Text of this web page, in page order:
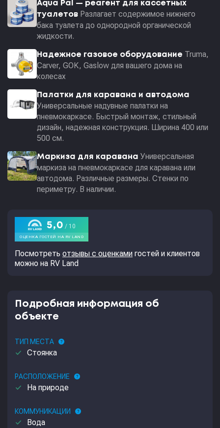
Aqua Pal — pеагент для кассетных
туалетов Разлагает содержимое нижнего
бака туалета до однородной органической
жидкости.
Надежное газовое оборудование Truma,
Carver, GOK, Gaslow для вашего дома на
колесах
Палатки для каравана и автодома
Универсальные надувные палатки на
пневмокаркасе. Быстрый монтаж, стильный
дизайн, надежная конструкция. Ширина 400 или
500 см.
Маркиза для каравана Универсальная
маркиза на пневмокаркасе для каравана или
автодома. Различные размеры. Стенки по
периметру. В наличии.
Посмотреть отзывы с оценками гостей и клиентов
можно на RV Land
Подробная информация об
объекте
ТИП МЕСТА help
done Стоянка
РАСПОЛОЖЕНИЕ help
done На природе
КОММУНИКАЦИИ help
done Вода